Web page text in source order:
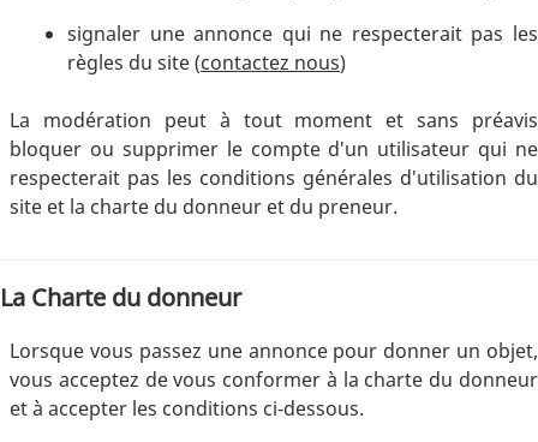
signaler une annonce qui ne respecterait pas les
règles du site (contactez nous)
La modération peut à tout moment et sans préavis
bloquer ou supprimer le compte d'un utilisateur qui ne
respecterait pas les conditions générales d'utilisation du
site et la charte du donneur et du preneur.
La Charte du donneur
Lorsque vous passez une annonce pour donner un objet,
vous acceptez de vous conformer à la charte du donneur
et à accepter les conditions ci-dessous.